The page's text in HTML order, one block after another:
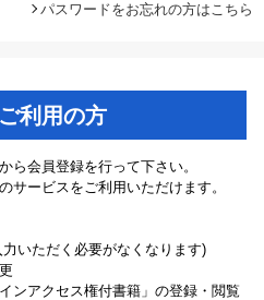
パスワードをお忘れの方はこちら
利用の方
ら会員登録を行って下さい。
サービスをご利用いただけます。
いただく必要がなくなります)
ンアクセス権付書籍」の登録・閲覧